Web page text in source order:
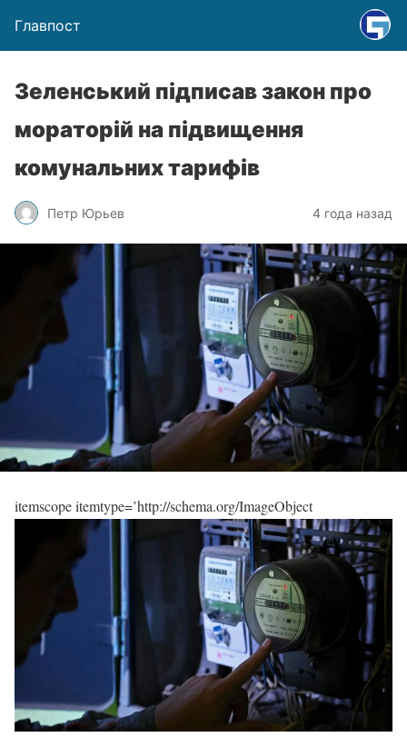
Главпост
Зеленський підписав закон про
мораторій на підвищення
комунальних тарифів
Петр Юрьев 4 года назад
itemscope itemtype=’http://schema.org/ImageObject